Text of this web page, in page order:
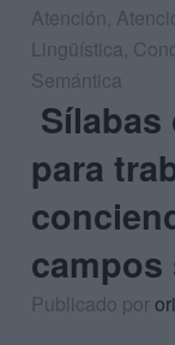
Atención,
Lingüística,
Semántica
Sílabas
para
Publicado por